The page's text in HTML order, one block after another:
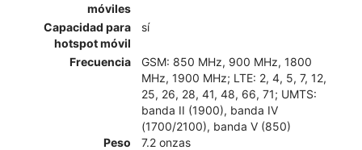
móviles
Capacidad para
hotspot móvil
sí
Frecuencia
GSM: 850 MHz, 900 MHz, 1800
MHz, 1900 MHz; LTE: 2, 4, 5, 7, 12,
25, 26, 28, 41, 48, 66, 71; UMTS:
banda II (1900), banda IV
(1700/2100), banda V (850)
Peso
7.2 onzas